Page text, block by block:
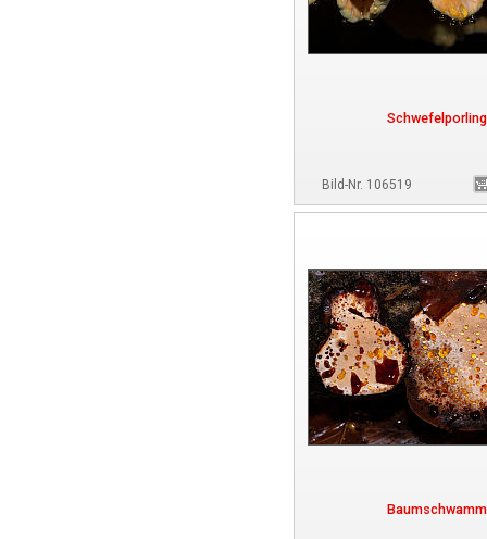
Schwefelporling
Bild-Nr. 106519
Baumschwamm